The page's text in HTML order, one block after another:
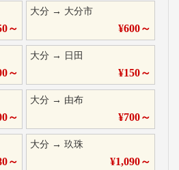
～
大分 → 大分市
¥600～
～
大分 → 日田
¥150～
～
大分 → 由布
¥700～
～
大分 →玖珠
¥1,090～